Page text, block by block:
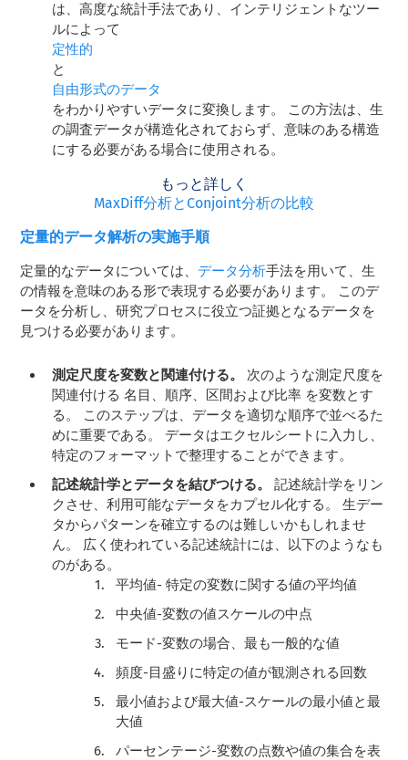
は、高度な統計手法であり、インテリジェントなツー
ルによって
定性的
と
自由形式のデータ
をわかりやすいデータに変換します。 この方法は、生
の調査データが構造化されておらず、意味のある構造
にする必要がある場合に使用される。
もっと詳しく
MaxDiff分析とConjoint分析の比較
定量的データ解析の実施手順
定量的なデータについては、 データ分析手法を用いて、生
の情報を意味のある形で表現する必要があります。 このデ
ータを分析し、研究プロセスに役立つ証拠となるデータを
見つける必要があります。
測定尺度を変数と関連付ける。 次のような測定尺度を
関連付ける名目、順序、区間および比率 を変数とす
る。 このステップは、データを適切な順序で並べるた
めに重要である。 データはエクセルシートに入力し、
特定のフォーマットで整理することができます。
記述統計学とデータを結びつける。記述統計学をリン
クさせ、利用可能なデータをカプセル化する。 生デー
タからパターンを確立するのは難しいかもしれませ
ん。 広く使われている記述統計には、以下のようなも
のがある。
平均値- 特定の変数に関する値の平均値
中央値-変数の値スケールの中点
モード-変数の場合、最も一般的な値
頻度-目盛りに特定の値が観測される回数
最小値および最大値-スケールの最小値と最
大値
パーセンテージ-変数の点数や値の集合を表